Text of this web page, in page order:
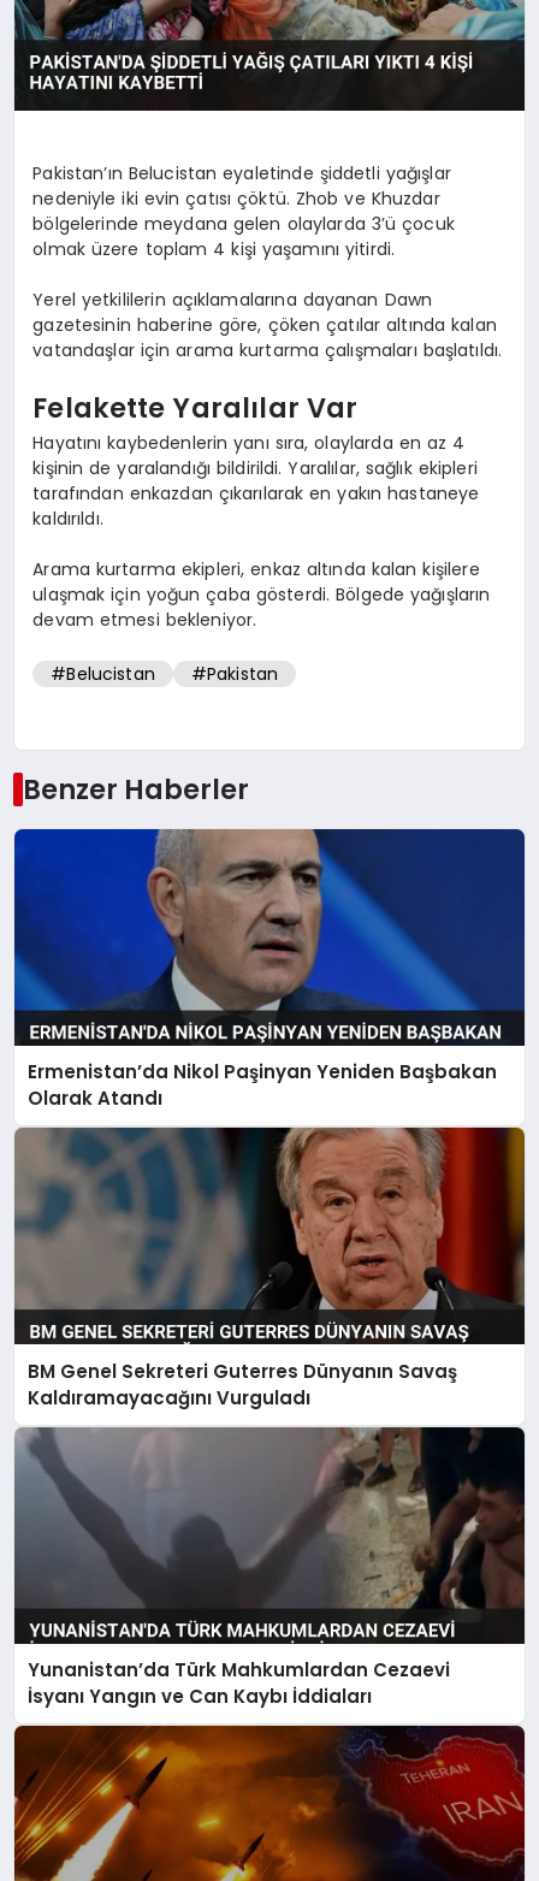
Pakistan’ın Belucistan eyaletinde şiddetli yağışlar
nedeniyle iki evin çatısı çöktü. Zhob ve Khuzdar
bölgelerinde meydana gelen olaylarda 3’ü çocuk
olmak üzere toplam 4 kişi yaşamını yitirdi.
Yerel yetkililerin açıklamalarına dayanan Dawn
gazetesinin haberine göre, çöken çatılar altında kalan
vatandaşlar için arama kurtarma çalışmaları başlatıldı.
Felakette Yaralılar Var
Hayatını kaybedenlerin yanı sıra, olaylarda en az 4
kişinin de yaralandığı bildirildi. Yaralılar, sağlık ekipleri
tarafından enkazdan çıkarılarak en yakın hastaneye
kaldırıldı.
Arama kurtarma ekipleri, enkaz altında kalan kişilere
ulaşmak için yoğun çaba gösterdi. Bölgede yağışların
devam etmesi bekleniyor.
#Belucistan #Pakistan
Benzer Haberler
Ermenistan’da Nikol Paşinyan Yeniden Başbakan
Olarak Atandı
BM Genel Sekreteri Guterres Dünyanın Savaş
Kaldıramayacağını Vurguladı
Yunanistan’da Türk Mahkumlardan Cezaevi
İsyanı Yangın ve Can Kaybı İddiaları